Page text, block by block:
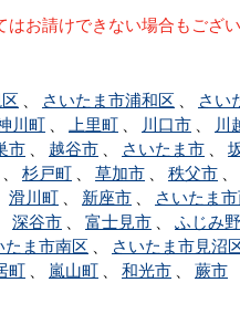
お請けできない場合もござ
さいたま市浦和区 さい
川町 上里町 川口市 川
市 越谷市 さいたま市
杉戸町 草加市 秩父市
滑川町 新座市 さいたま
深谷市 富士見市 ふじみ
たま市南区 さいたま市見沼
町 嵐山町 和光市 蕨市